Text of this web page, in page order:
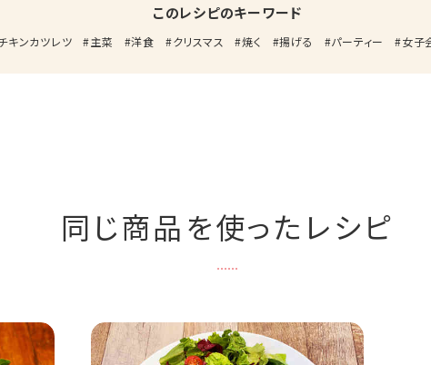
このレシピのキーワード
キンカツレツ 主菜 洋食 クリスマス 焼く 揚げる パーティー 女子
同じ商品を使ったレシピ